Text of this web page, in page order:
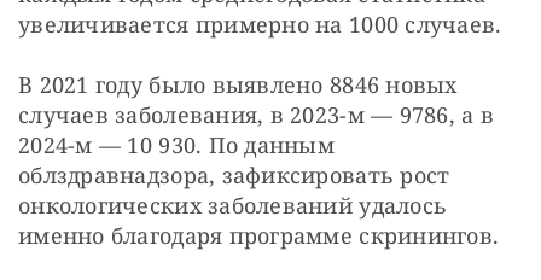
увеличивается примерно на 1000 случаев.
В 2021 году было выявлено 8846 новых
случаев заболевания, в 2023-м — 9786, а в
2024-м — 10 930. По данным
облздравнадзора, зафиксировать рост
онкологических заболеваний удалось
именно благодаря программе скринингов.